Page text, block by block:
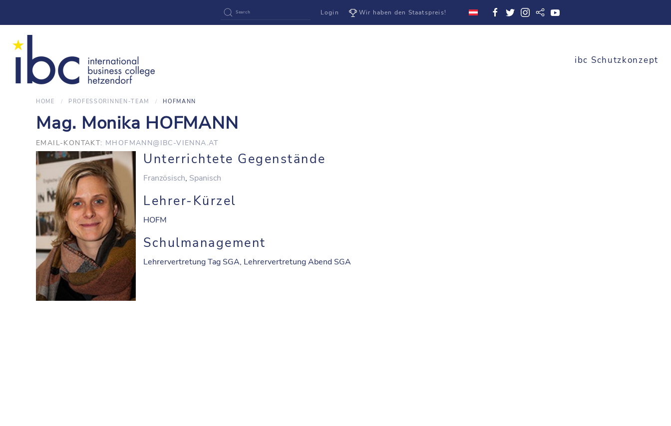
Login Wir haben den Staatspreis!
ibc Schutzkonzept
HOME PROFESSORINNEN-TEAM HOFMANN
Mag. Monika HOFMANN
EMAIL-KONTAKT: MHOFMANN@IBC-VIENNA.AT
Unterrichtete Gegenstände
Französisch, Spanisch
Lehrer-Kürzel
HOFM
Schulmanagement
Lehrervertretung Tag SGA, Lehrervertretung Abend SGA